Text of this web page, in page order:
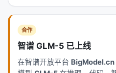
---
🧬 第四章：token级惯
句话的续写
这篇论文提出的最深刻的假
合作
智谱 GLM-5 已上线
在智谱开放平台 BigModel.cn